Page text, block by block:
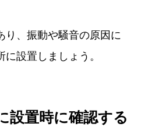
り、振動や騒音の原因に
設置しましょう。
設置時に確認する